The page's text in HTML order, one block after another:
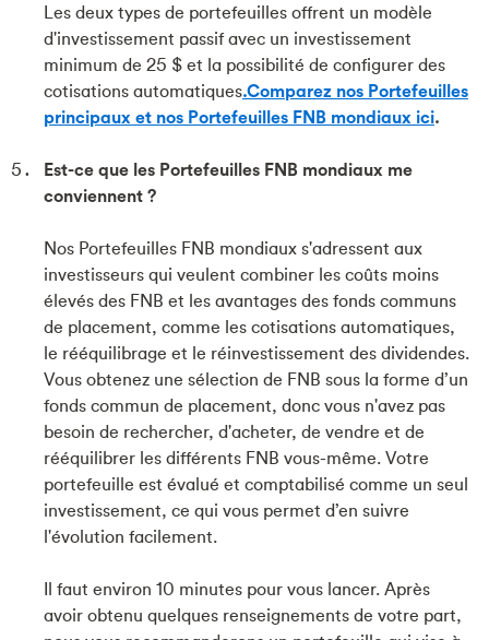
Les deux types de portefeuilles offrent un modèle
d'investissement passif avec un investissement
minimum de 25 $ et la possibilité de configurer des
cotisations automatiques.Comparez nos Portefeuilles
principaux et nos Portefeuilles FNB mondiaux ici.
Est-ce que les Portefeuilles FNB mondiaux me
conviennent ?
Nos Portefeuilles FNB mondiaux s'adressent aux
investisseurs qui veulent combiner les coûts moins
élevés des FNB et les avantages des fonds communs
de placement, comme les cotisations automatiques,
le rééquilibrage et le réinvestissement des dividendes.
Vous obtenez une sélection de FNB sous la forme d’un
fonds commun de placement, donc vous n'avez pas
besoin de rechercher, d'acheter, de vendre et de
rééquilibrer les différents FNB vous-même. Votre
portefeuille est évalué et comptabilisé comme un seul
investissement, ce qui vous permet d’en suivre
l'évolution facilement.
Il faut environ 10 minutes pour vous lancer. Après
avoir obtenu quelques renseignements de votre part,